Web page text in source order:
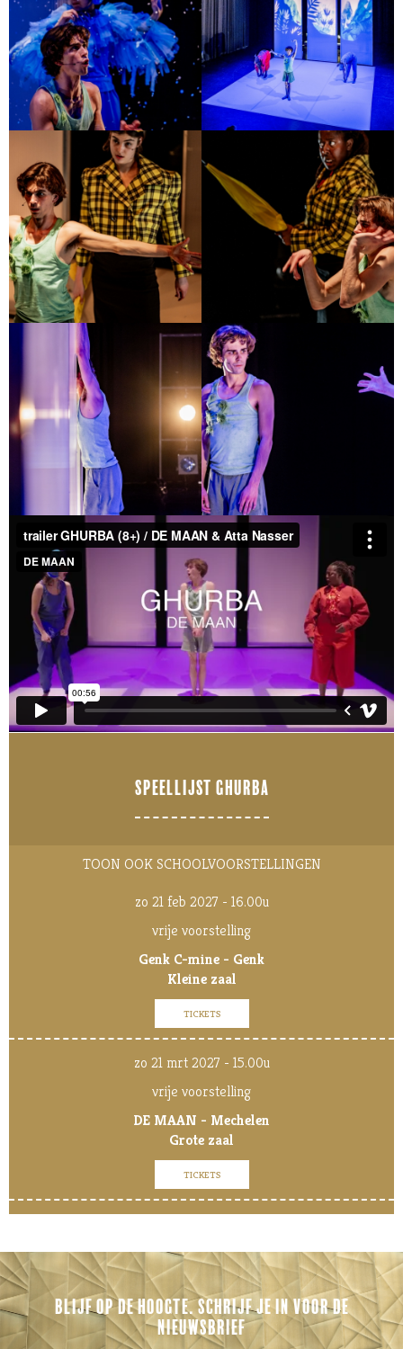
SPEELLIJST GHURBA
TOON OOK SCHOOLVOORSTELLINGEN
zo 21 feb 2027 - 16.00u
vrije voorstelling
Genk C-mine - Genk
Kleine zaal
TICKETS
zo 21 mrt 2027 - 15.00u
vrije voorstelling
DE MAAN - Mechelen
Grote zaal
TICKETS
BLIJF OP DE HOOGTE. SCHRIJF JE IN VOOR DE
NIEUWSBRIEF